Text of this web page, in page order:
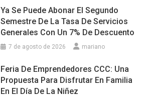
Ya Se Puede Abonar El Segundo
Semestre De La Tasa De Servicios
Generales Con Un 7% De Descuento
7 de agosto de 2026 mariano
Feria De Emprendedores CCC: Una
Propuesta Para Disfrutar En Familia
En El Día De La Niñez